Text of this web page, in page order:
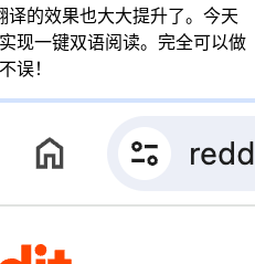
的效果也大大提升了。今天
现一键双语阅读。完全可以做
误！